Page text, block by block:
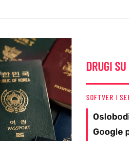
DRUGI
SOFTVER I
Google